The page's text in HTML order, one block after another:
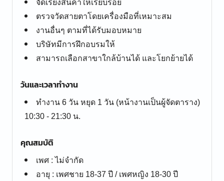
จัดเรียงสินค้าให้เรียบร้อย
ตรวจวัดสายตาโดยเครื่องมือที่เหมาะสม
งานอื่นๆ ตามที่ได้รับมอบหมาย
บริษัทมีการฝึกอบรมให้
สามารถเลือกสาขาใกล้บ้านได้ และโยกย้ายได้
วันและเวลาทำงาน
ทำงาน 6 วัน หยุด 1 วัน (หน้างานเป็นผู้จัดตาราง)
10:30 - 21:30 น.
คุณสมบัติ
เพศ : ไม่จำกัด
อายุ : เพศชาย 18-37 ปี / เพศหญิง 18-30 ปี